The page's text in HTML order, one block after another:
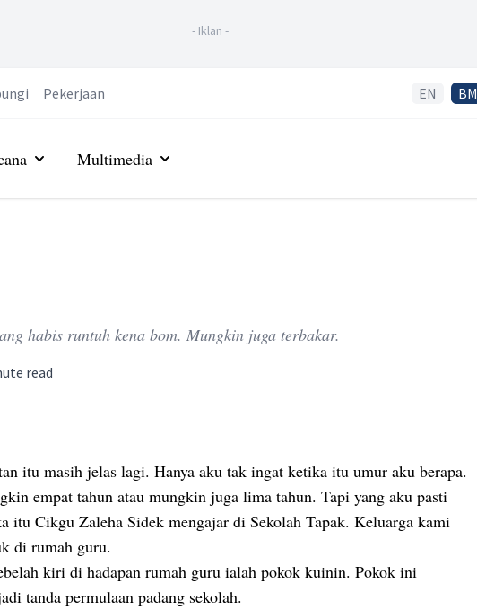
- Iklan -
Pekerjaan EN BM
Multimedia
habis runtuh kena bom. Mungkin juga terbakar.
read
itu masih jelas lagi. Hanya aku tak ingat ketika itu umur aku berapa.
empat tahun atau mungkin juga lima tahun. Tapi yang aku pasti
itu Cikgu Zaleha Sidek mengajar di Sekolah Tapak. Keluarga kami
di rumah guru.
kiri di hadapan rumah guru ialah pokok kuinin. Pokok ini
tanda permulaan padang sekolah.